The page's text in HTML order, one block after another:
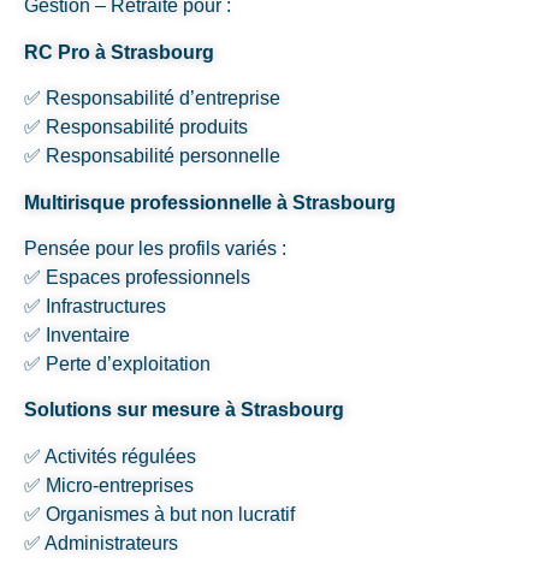
Gestion – Retraite pour :
RC Pro à Strasbourg
✅ Responsabilité d’entreprise
✅ Responsabilité produits
✅ Responsabilité personnelle
Multirisque professionnelle à Strasbourg
Pensée pour les profils variés :
✅ Espaces professionnels
✅ Infrastructures
✅ Inventaire
✅ Perte d’exploitation
Solutions sur mesure à Strasbourg
✅ Activités régulées
✅ Micro-entreprises
✅ Organismes à but non lucratif
✅ Administrateurs